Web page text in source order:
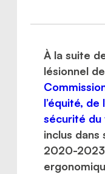
Nous
À la suite
lésionnel
l’équité,
sécurité du
inclus dans
2020-